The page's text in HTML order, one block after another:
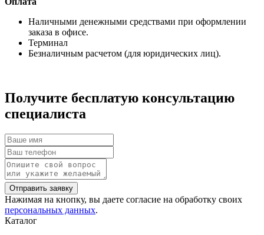
Наличными денежными средствами при оформлении
заказа в офисе.
Терминал
Безналичным расчетом (для юридических лиц).
Получите бесплатую консультацию
специалиста
Нажимая на кнопку, вы даете согласие на обработку своих
персональных данных.
Каталог